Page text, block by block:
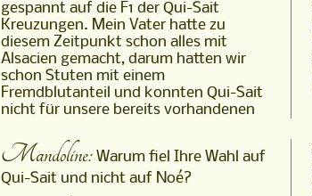
gespannt auf die F1 der Qui-Sait
Kreuzungen. Mein Vater hatte zu
diesem Zeitpunkt schon alles mit
Alsacien gemacht, darum hatten wir
schon Stuten mit einem
Fremdblutanteil und konnten Qui-Sait
nicht für unsere bereits vorhandenen
Mandoline: Warum fiel Ihre Wahl auf
Qui-Sait und nicht auf Noé?